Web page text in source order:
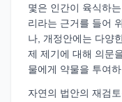
몇은 인간이 육식하
리라는 근거를 들어
나, 개정안에는 다양
제 제기에 대해 의문
물에게 약물을 투여
자연의 법안의 재검